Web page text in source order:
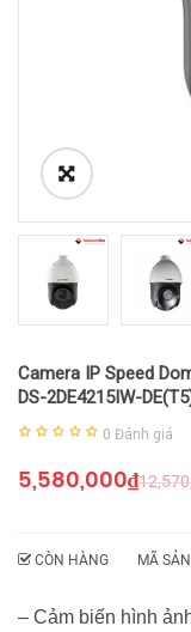
Camera IP Speed
DS-2DE4215IW-
0 Đánh giá
5,580,000₫
CÒN HÀNG MÃ
– Cảm biến hình